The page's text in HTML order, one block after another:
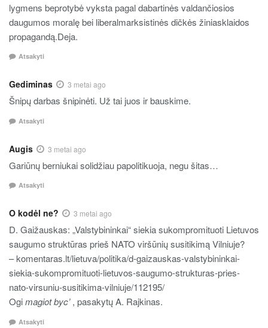
lygmens beprotybė vyksta pagal dabartinės valdančiosios
daugumos moralę bei liberalmarksistinės dičkės žiniasklaidos
propagandą.Deja.
Atsakyti
Gediminas 3 metai ago
Šnipų darbas šnipinėti. Už tai juos ir bauskime.
Atsakyti
Augis 3 metai ago
Gariūnų berniukai solidžiau papolitikuoja, negu šitas…
Atsakyti
O kodėl ne? 3 metai ago
D. Gaižauskas: „Valstybininkai“ siekia sukompromituoti Lietuvos
saugumo struktūras prieš NATO viršūnių susitikimą Vilniuje?
– komentaras.lt/lietuva/politika/d-gaizauskas-valstybininkai-
siekia-sukompromituoti-lietuvos-saugumo-strukturas-pries-
nato-virsuniu-susitikima-vilniuje/112195/
Ogimagiot byc’, pasakytų A. Rajkinas.
Atsakyti